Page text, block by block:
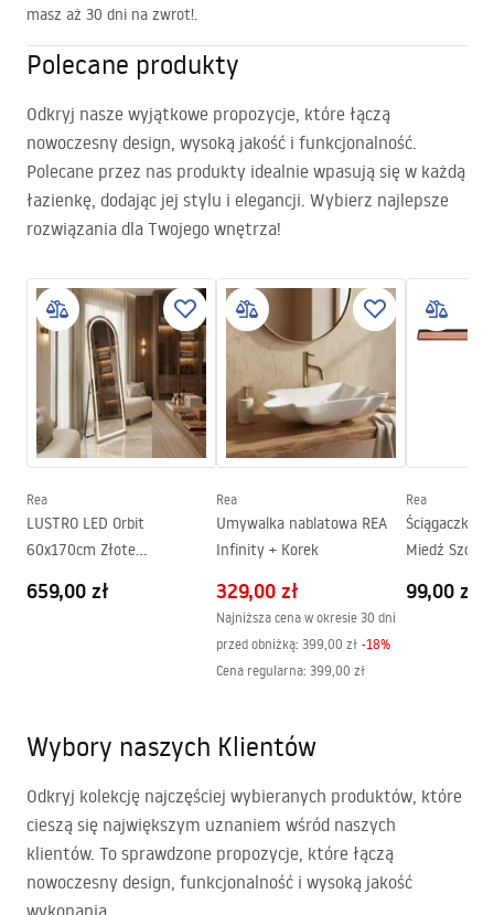
masz aż 30 dni na zwrot!.
Polecane produkty
Odkryj nasze wyjątkowe propozycje, które łączą
nowoczesny design, wysoką jakość i funkcjonalność.
Polecane przez nas produkty idealnie wpasują się w każdą
łazienkę, dodając jej stylu i elegancji. Wybierz najlepsze
rozwiązania dla Twojego wnętrza!
Rea
LUSTRO LED Orbit
60x170cm Złote
659,00 zł
Rea
Umywalka nablatowa REA
Infinity + Korek
329,00 zł
Najniższa cena w okresie 30 dni
przed obniżką: 399,00 zł -18%
Cena regularna: 399,00 zł
Rea
Ściągaczka
Miedź
99,00 zł
Wybory naszych Klientów
Odkryj kolekcję najczęściej wybieranych produktów, które
cieszą się największym uznaniem wśród naszych
klientów. To sprawdzone propozycje, które łączą
nowoczesny design, funkcjonalność i wysoką jakość